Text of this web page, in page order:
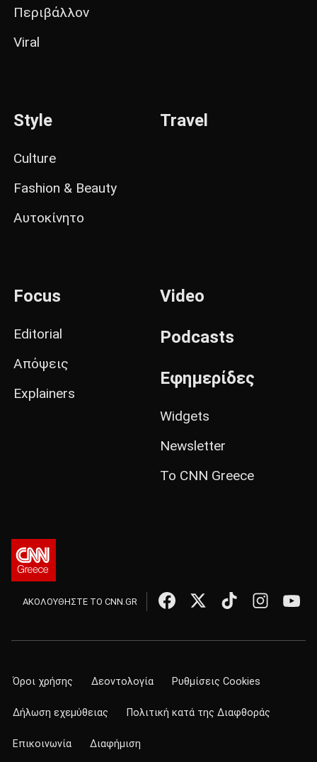
Περιβάλλον
Viral
Style
Culture
Fashion & Beauty
Αυτοκίνητο
Travel
Focus
Editorial
Απόψεις
Explainers
Video
Podcasts
Εφημερίδες
Widgets
Newsletter
Το CNN Greece
ΑΚΟΛΟΥΘΗΣΤΕ ΤΟ CNN.GR
Όροι χρήσης Δεοντολογία Ρυθμίσεις Cookies
Δήλωση εχεμύθειας Πολιτική κατά της Διαφθοράς
Επικοινωνία Διαφήμιση